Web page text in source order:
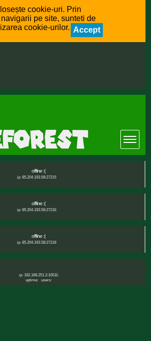
cookie-uri. Prin
pe site, sunteti de
cookie-urilor. Accept
offline :(
ip: 85.204.193.58:27215
offline :(
ip: 85.204.193.58:27216
offline :(
ip: 85.204.193.58:27218
ip: 192.168.251.2:10011:
uptime:
users: